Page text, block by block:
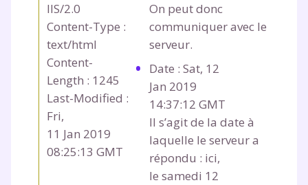
IIS/2.0
Content-Type :
text/html
Content-
Length : 1245
Last-Modified :
Fri,
11 Jan 2019
08:25:13 GMT
On peut donc
communiquer avec le
serveur.
Date : Sat, 12
Jan 2019
14:37:12 GMT
Il s’agit de la date à
laquelle le serveur a
répondu : ici,
le samedi 12
TESTER GRATUITEMENT
* Votre code d'accès sera envoyé à cette adresse e-mail. En
renseignant votre e-mail, vous consentez à ce que vos
données à caractère personnel soient traitées par SEJER, sous
la marque myMaxicours, afin que SEJER puisse vous donner
accès au service de soutien scolaire pendant 24h. Pour en
savoir plus sur la gestion de vos données personnelles et
pour exercer vos droits, vous pouvez consulter
J’accepte de recevoir les actualités et des
communications de la part de